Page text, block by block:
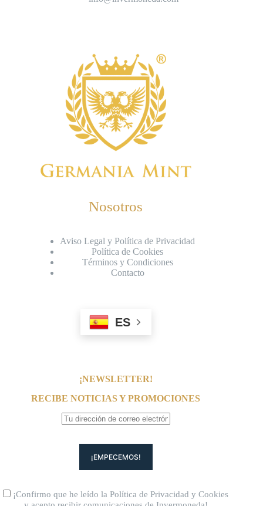
Nosotros
Aviso Legal y Política de Privacidad
Política de Cookies
Términos y Condiciones
Contacto
ES
¡NEWSLETTER!
RECIBE NOTICIAS Y PROMOCIONES
¡Confirmo que he leído laPolítica de Privacidad yCookies